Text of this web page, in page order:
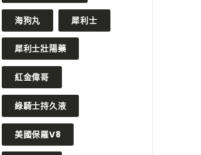
海狗丸 犀利士
犀利士壯陽藥
紅金偉哥
綠騎士持久液
美國保羅V8